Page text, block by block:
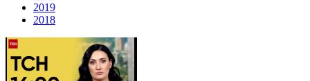
2019
2018